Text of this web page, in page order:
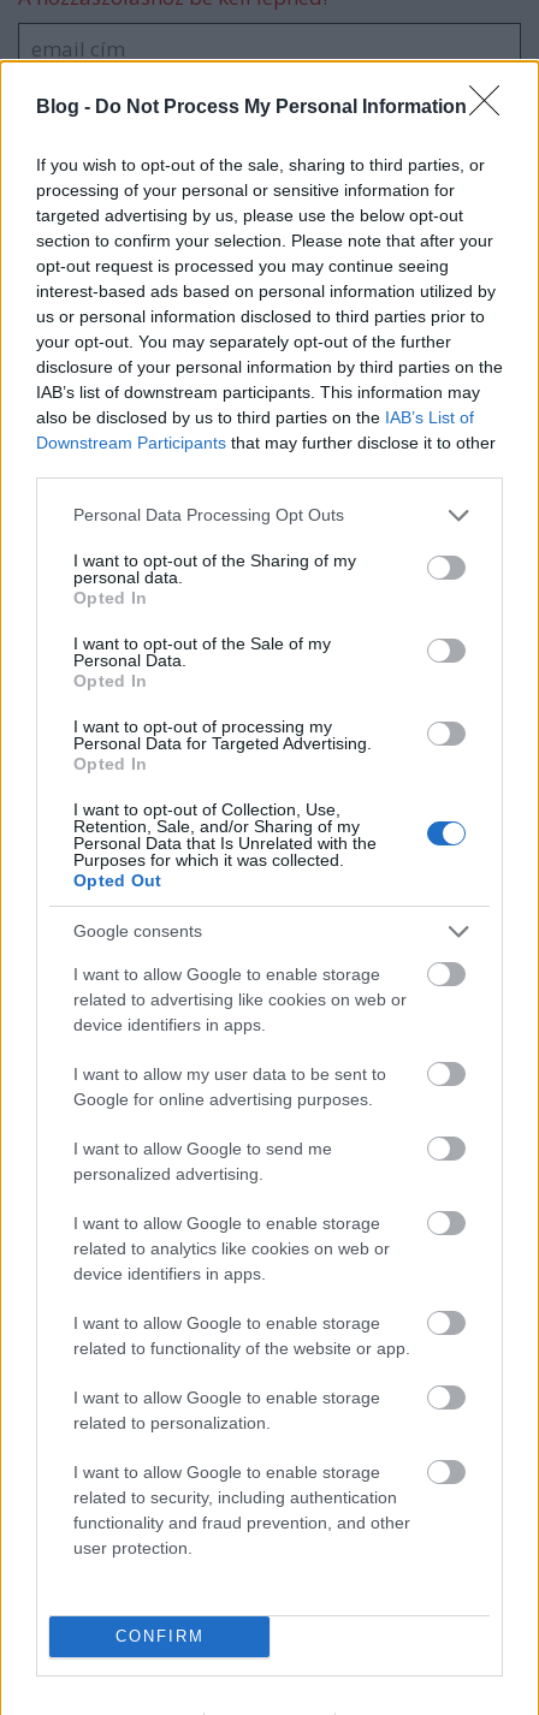
Blog - Do Not Process My Personal Information
If you wish to opt-out of the sale, sharing to third parties, or
processing of your personal or sensitive information for
targeted advertising by us, please use the below opt-out
section to confirm your selection. Please note that after your
opt-out request is processed you may continue seeing
interest-based ads based on personal information utilized by
us or personal information disclosed to third parties prior to
your opt-out. You may separately opt-out of the further
disclosure of your personal information by third parties on the
IAB’s list of downstream participants. This information may
also be disclosed by us to third parties on the IAB’s List of
Downstream Participants that may further disclose it to other
Please note that this website/app uses one or more Google
not limited to your visit or usage behaviour. You may click to
grant or deny consent to Google and its third-party tags to
use your data for below specified purposes in below Google
consent section.
Personal Data Processing Opt Outs
I want to opt-out of the Sharing of my
personal data.
Opted In
I want to opt-out of the Sale of my
Personal Data.
Opted In
I want to opt-out of processing my
Personal Data for Targeted Advertising.
Opted In
I want to opt-out of Collection, Use,
Retention, Sale, and/or Sharing of my
Personal Data that Is Unrelated with the
Purposes for which it was collected.
Opted Out
Google consents
I want to allow Google to enable storage
related to advertising like cookies on web or
device identifiers in apps.
I want to allow my user data to be sent to
Google for online advertising purposes.
I want to allow Google to send me
personalized advertising.
I want to allow Google to enable storage
related to analytics like cookies on web or
device identifiers in apps.
I want to allow Google to enable storage
related to functionality of the website or app.
I want to allow Google to enable storage
related to personalization.
I want to allow Google to enable storage
related to security, including authentication
functionality and fraud prevention, and other
user protection.
CONFIRM
VAGY
16 éve
Fio - Loki 3-1
díszbohóc
16 éve
Fiorentina-Loki
Frigo
16 éve
Fiorentina - Loki 0-1 ( Polekszics büntetőből)
Bruno Salazar
Sima 3:0 teljesen más dimenzió.
általad kedvelt Bodnárnak... Szélesi ha felépűl még a
bohocligában is meg fog égni. Pedig a jobbunkó a
update szalonna
16 éve
Fiorentina – Debrecen 4-1
ylion, declared for Hungary, not for
Kurvaország